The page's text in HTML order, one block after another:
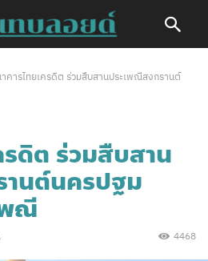
คารไทยเครดิต ร่วมสืบสานประเพณีสงกรานต์
รดิต ร่วมสืบสาน
นต์นครปฐม
พณี
4468